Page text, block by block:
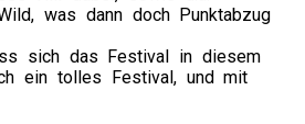
was dann doch Punktabzug
sich das Festival in diesem
ein tolles Festival, und mit